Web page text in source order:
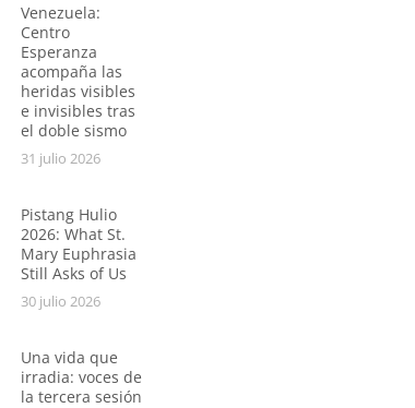
Venezuela:
Centro
Esperanza
acompaña las
heridas visibles
e invisibles tras
el doble sismo
31 julio 2026
Pistang Hulio
2026: What St.
Mary Euphrasia
Still Asks of Us
30 julio 2026
Una vida que
irradia: voces de
la tercera sesión